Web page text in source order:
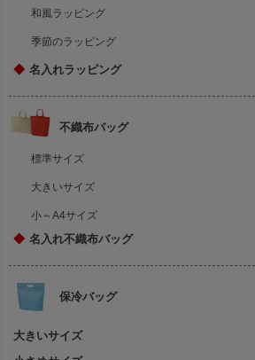
和風ラッピング
季節のラッピング
◆ 名入れラッピング
不織布バッグ
標準サイズ
大きいサイズ
小～A4サイズ
◆ 名入れ不織布バッグ
保冷バッグ
大きいサイズ